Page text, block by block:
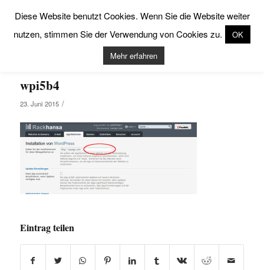
wpi5b4
23. Juni 2015 /
Eintrag teilen
Diese Website benutzt Cookies. Wenn Sie die Website weiter
nutzen, stimmen Sie der Verwendung von Cookies zu.
OK
Mehr erfahren